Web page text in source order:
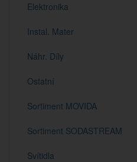
Elektronika
Instal. Mater
Náhr. Díly
Ostatní
Sortiment MOVIDA
Sortiment SODASTREAM
Svítidla